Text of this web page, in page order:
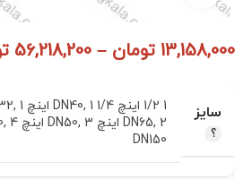
13,158,000 تومان –
56,218,200
سایز 1 1/2 اینچ DN40 , 1 1/4 اینچ DN32 , 1 اینچ DN25
DN65, 2 اینچ DN50 , 3 اینچ DN80 , 4 اینچ DN100
DN150